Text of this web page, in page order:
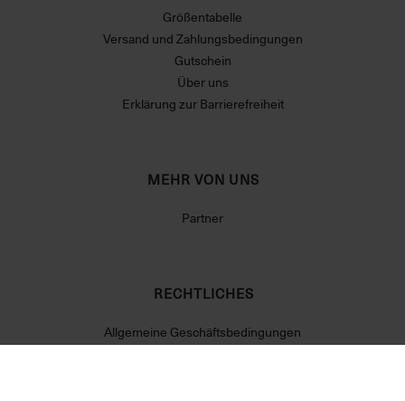
Größentabelle
Versand und Zahlungsbedingungen
Gutschein
Über uns
Erklärung zur Barrierefreiheit
MEHR VON UNS
Partner
RECHTLICHES
Allgemeine Geschäftsbedingungen